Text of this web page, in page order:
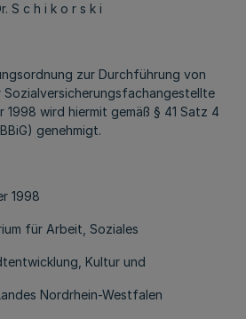
S c h i k o r s k i
zur Durchführung von
wird hiermit gemäß § 41 Satz 4
genehmigt.
1998
für Arbeit, Soziales
Kultur und
Nordrhein-Westfalen